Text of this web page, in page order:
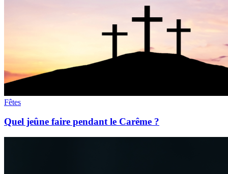
Fêtes
Quel jeûne faire pendant le Carême ?